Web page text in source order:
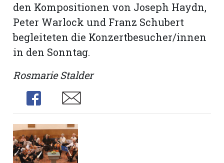
den Kompo­sitionen von Joseph Haydn,
Peter Warlock und Franz Schubert
begleiteten die Konzertbesucher/innen
in den Sonntag.
Rosmarie Stalder
Share
Share